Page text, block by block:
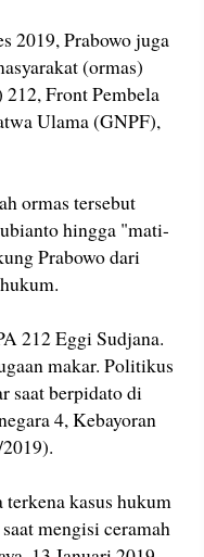
2019, Prabowo juga
(ormas)
Front Pembela
Ulama (GNPF),
ormas tersebut
hingga "mati-
Prabowo dari
212 Eggi Sudjana.
makar. Politikus
saat berpidato di
4, Kebayoran
kasus hukum
mengisi ceramah